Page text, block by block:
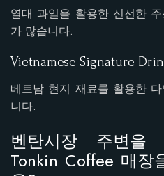
열대 과일을 활용한 신선한
가 많습니다.
Vietnamese Signature
베트남 현지 재료를 활용한
니다.
벤탄시장 주변을
Tonkin Coffee 매